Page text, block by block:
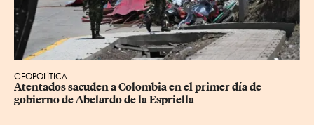
GEOPOLÍTICA
Atentados sacuden a Colombia en el primer día de
gobierno de Abelardo de la Espriella